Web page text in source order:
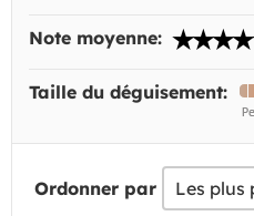
Note moyenne:
Taille du déguisement:
Ordonner par